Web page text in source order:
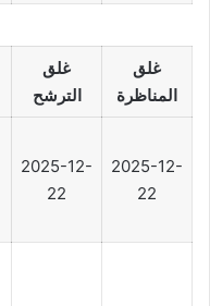
غلق
الترشح
غلق
المناظرة
2025-12-
22
2025-12-
22